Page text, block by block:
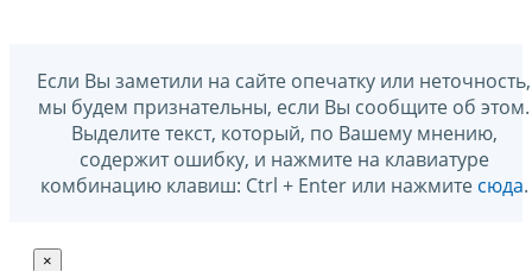
Если Вы заметили на сайте опечатку или неточность,
мы будем признательны, если Вы сообщите об этом.
Выделите текст, который, по Вашему мнению,
содержит ошибку, и нажмите на клавиатуре
комбинацию клавиш: Ctrl + Enter или нажмите сюда.
×